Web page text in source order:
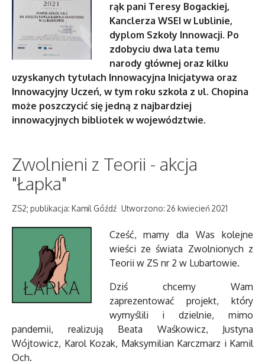
rąk pani Teresy Bogackiej,
Kanclerza WSEI w Lublinie,
dyplom Szkoły Innowacji. Po
zdobyciu dwa lata temu
narody głównej oraz kilku
uzyskanych tytułach Innowacyjna Inicjatywa oraz
Innowacyjny Uczeń, w tym roku szkoła z ul. Chopina
może poszczycić się jedną z najbardziej
innowacyjnych bibliotek w województwie.
Zwolnieni z Teorii - akcja
"Łapka"
ZS2; publikacja: Kamil Góźdź Utworzono: 26 kwiecień 2021
Cześć, mamy dla Was kolejne
wieści ze świata Zwolnionych z
Teorii w ZS nr 2 w Lubartowie.
Dziś chcemy Wam
zaprezentować projekt, który
wymyślili i dzielnie, mimo
pandemii, realizują Beata Waśkowicz, Justyna
Wójtowicz, Karol Kozak, Maksymilian Karczmarz i Kamil
Och.